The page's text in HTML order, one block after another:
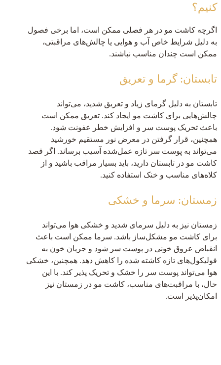
کنیم؟
اگرچه کاشت مو در هر فصلی ممکن است، اما برخی فصول
به دلیل شرایط خاص آب و هوایی یا چالش‌های مراقبتی،
ممکن است چندان مناسب نباشند.
تابستان: گرما و تعریق
تابستان به دلیل گرمای زیاد و تعریق شدید، می‌تواند
چالش‌هایی برای کاشت مو ایجاد کند. تعریق ممکن است
باعث تحریک پوست سر و افزایش خطر عفونت شود.
همچنین، قرار گرفتن در معرض نور مستقیم خورشید
می‌تواند به پوست سر تازه عمل‌شده آسیب برساند. اگر قصد
کاشت مو در تابستان دارید، باید بسیار مراقب باشید و از
کلاه‌های مناسب و خنک استفاده کنید.
زمستان: سرما و خشکی
زمستان نیز به دلیل سرمای شدید و خشکی هوا می‌تواند
برای کاشت مو مشکل‌ساز باشد. سرما ممکن است باعث
انقباض عروق خونی در پوست سر شود و جریان خون به
فولیکول‌های تازه کاشته شده را کاهش دهد. همچنین، خشکی
هوا می‌تواند پوست سر را خشک و تحریک پذیر کند. با این
حال، با مراقبت‌های مناسب، کاشت مو در زمستان نیز
امکان‌پذیر است.